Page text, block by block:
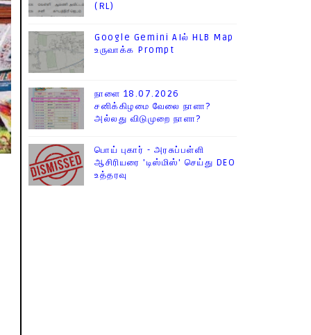
(RL)
Google Gemini AIல் HLB Map
உருவாக்க Prompt
நாளை 18.07.2026
சனிக்கிழமை வேலை நாளா?
அல்லது விடுமுறை நாளா?
பொய் புகார் - அரசுப்பள்ளி
ஆசிரியரை 'டிஸ்மிஸ்' செய்து DEO
உத்தரவு